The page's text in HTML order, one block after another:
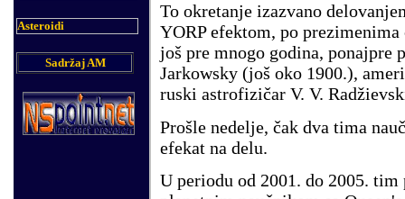
Asteroidi
Sadržaj AM
To okretanje izazvano
YORP efektom, po
još pre mnogo godina,
Jarkowsky (još oko 1900.),
ruski astrofizičar V. V.
Prošle nedelje, čak dva tima
efekat na delu.
U periodu od 2001. do 2005.